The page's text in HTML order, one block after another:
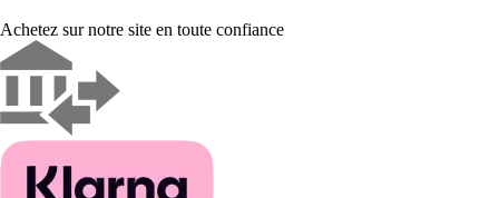
Achetez sur notre site en toute confiance